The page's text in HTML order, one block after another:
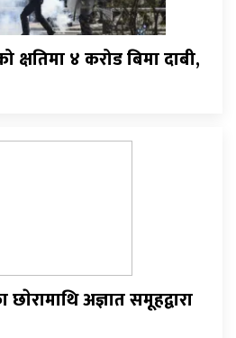
४ करोड बिमा दाबी,
अज्ञात समूहद्वारा